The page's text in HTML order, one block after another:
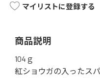
マイリストに登録する
商品説明
104ｇ
紅ショウガの入ったス